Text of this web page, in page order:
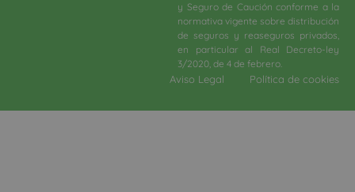
y Seguro de Caución conforme a la
normativa vigente sobre distribución
de seguros y reaseguros privados,
en particular al Real Decreto-ley
3/2020, de 4 de febrero.​
Aviso Legal Política de cookies